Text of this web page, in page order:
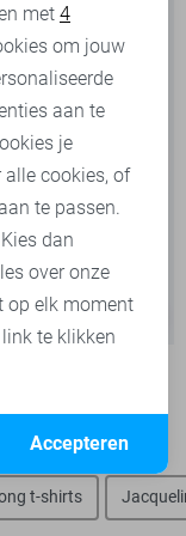
-50%
t-shirts
Opslaan
met 4
om jouw
aan te
je
alle cookies, of
te passen.
dan
over onze
op elk moment
te klikken
Accepteren